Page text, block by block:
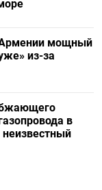
мощный
из-за
в
неизвестный